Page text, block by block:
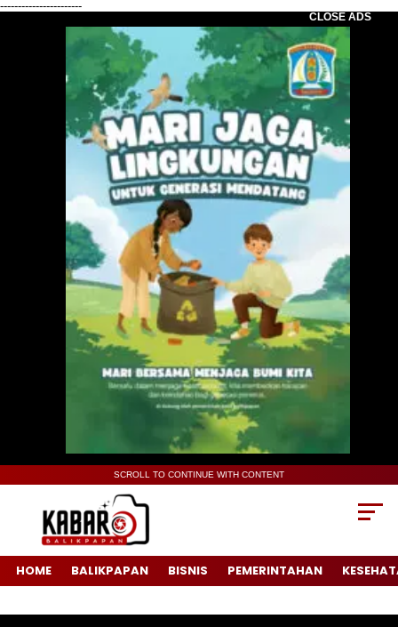
-----------------------
CLOSE ADS
SCROLL TO CONTINUE WITH CONTENT
HOME BALIKPAPAN BISNIS PEMERINTAHAN